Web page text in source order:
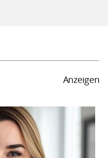
Anzeigen